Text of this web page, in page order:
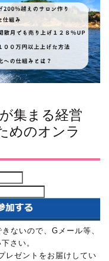
集まる経営
めのオンラ
ないので、Gメール等、
さい。
レゼントをお届けしてい